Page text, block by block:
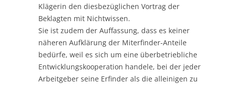
Klägerin den diesbezüglichen Vortrag der
Beklagten mit Nichtwissen.
Sie ist zudem der Auffassung, dass es keiner
näheren Aufklärung der Miterfinder-Anteile
bedürfe, weil es sich um eine überbetriebliche
Entwicklungskooperation handele, bei der jeder
Arbeitgeber seine Erfinder als die alleinigen zu